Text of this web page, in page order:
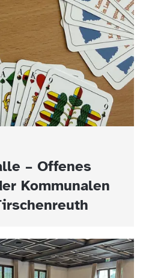
– Offenes
Kommunalen